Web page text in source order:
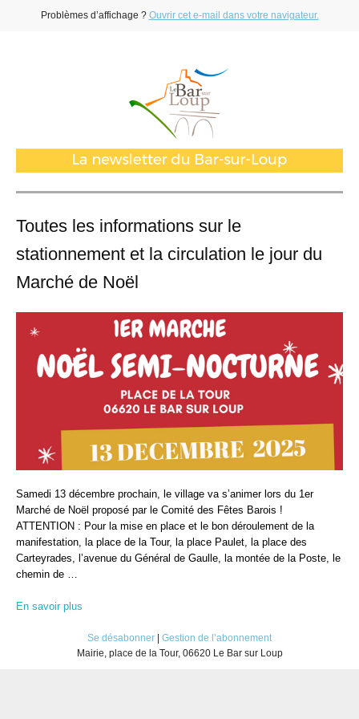
Problèmes d’affichage ? Ouvrir cet e-mail dans votre navigateur.
Toutes les informations sur le
stationnement et la circulation le jour du
Marché de Noël
Samedi 13 décembre prochain, le village va s’animer lors du 1er
Marché de Noël proposé par le Comité des Fêtes Barois !
ATTENTION : Pour la mise en place et le bon déroulement de la
manifestation, la place de la Tour, la place Paulet, la place des
Carteyrades, l’avenue du Général de Gaulle, la montée de la Poste, le
chemin de …
En savoir plus
Se désabonner
Gestion de l’abonnement
Mairie, place de la Tour, 06620 Le Bar sur Loup